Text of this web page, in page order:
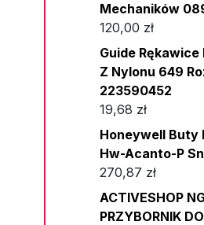
Mechaników
120,00 zł
Guide
Z Nylonu 649
223590452
19,68 zł
Honeywell Buty
Hw-Acanto-P Sn
270,87 zł
ACTIVESHOP
PRZYBORNIK